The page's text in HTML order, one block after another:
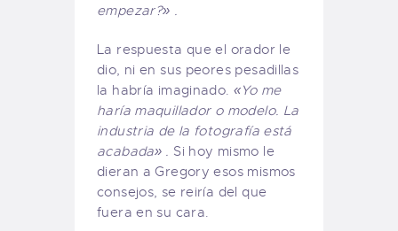
empezar?» .
La respuesta que el orador le
dio, ni en sus peores pesadillas
la habría imaginado. «Yo me
haría maquillador o modelo. La
industria de la fotografía está
acabada» . Si hoy mismo le
dieran a Gregory esos mismos
consejos, se reiría del que
fuera en su cara.